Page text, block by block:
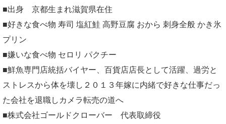
■出身 京都生まれ滋賀県在住
■好きな食べ物 寿司 塩紅鮭 高野豆腐 おから 刺身全般 かき氷
プリン
■嫌いな食べ物 セロリ パクチー
■鮮魚専門店統括バイヤー、百貨店店長として活躍、過労と
ストレスから体を壊し２０１３年嫁に内緒で好きな仕事だっ
た会社を退職しカメラ転売の道へ
■株式会社ゴールドクローバー 代表取締役